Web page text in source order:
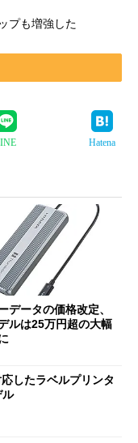
プも増強した
Hatena
データの価格改定、
ルは25万円超の大幅
したラベルプリンタ
ル